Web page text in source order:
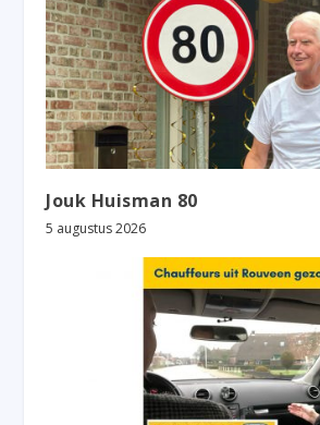
Jouk Huisman 80
5 augustus 2026